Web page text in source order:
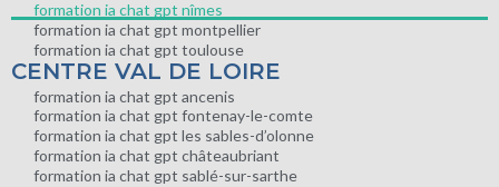
formation ia chat gpt nîmes
formation ia chat gpt montpellier
formation ia chat gpt toulouse
CENTRE VAL DE LOIRE
formation ia chat gpt ancenis
formation ia chat gpt fontenay-le-comte
formation ia chat gpt les sables-d’olonne
formation ia chat gpt châteaubriant
formation ia chat gpt sablé-sur-sarthe